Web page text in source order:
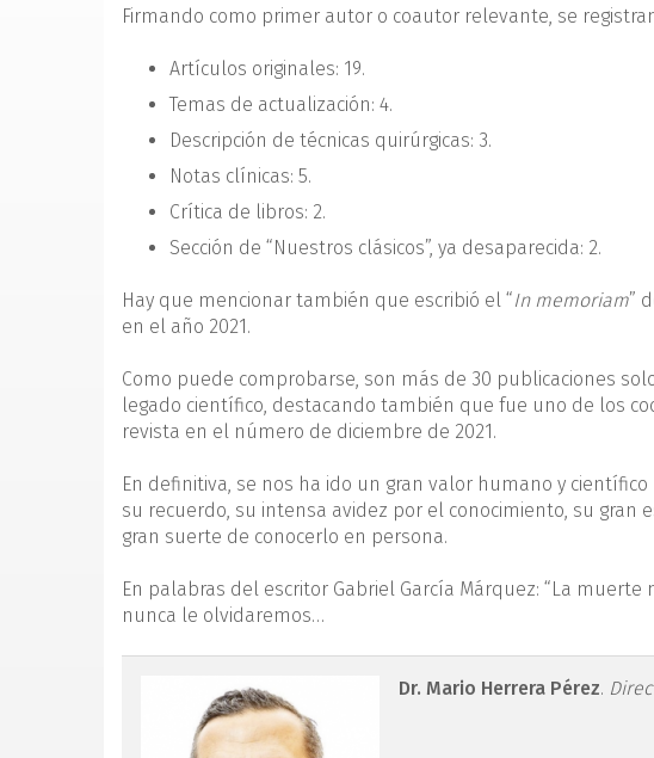
Firmando como primer autor o coautor relevante, se
Artículos originales: 19.
Temas de actualización: 4.
Descripción de técnicas quirúrgicas: 3.
Notas clínicas: 5.
Crítica de libros: 2.
Sección de “Nuestros clásicos”, ya desaparecida: 2.
Hay que mencionar también que escribió el “In memoriam”
en el año 2021.
Como puede comprobarse, son más de 30 publicaciones
legado científico, destacando también que fue uno de los
revista en el número de diciembre de 2021.
En definitiva, se nos ha ido un gran valor humano y
su recuerdo, su intensa avidez por el conocimiento, su
gran suerte de conocerlo en persona.
En palabras del escritor Gabriel García Márquez: “La muerte
nunca le olvidaremos…
rpt.3601.fs2205010-figura1.png
Dr. Mario Herrera Pérez.